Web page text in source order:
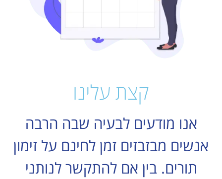
קצת עלינו
אנו מודעים לבעיה שבה הרבה
אנשים מבזבזים זמן לחינם על זימון
תורים. בין אם להתקשר לנותני